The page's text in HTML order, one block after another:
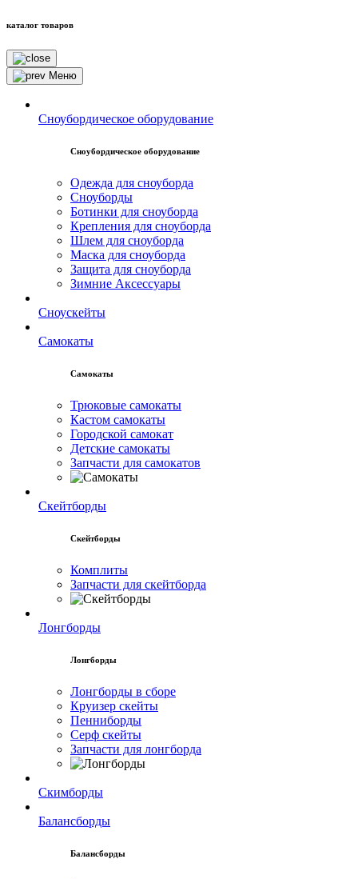
каталог товаров
Меню
Сноубордическое оборудование
Сноубордическое оборудование
Одежда для сноуборда
Сноуборды
Ботинки для сноуборда
Крепления для сноуборда
Шлем для сноуборда
Маска для сноуборда
Защита для сноуборда
Зимние Аксессуары
Сноускейты
Самокаты
Самокаты
Трюковые самокаты
Кастом самокаты
Городской самокат
Детские самокаты
Запчасти для самокатов
Скейтборды
Скейтборды
Комплиты
Запчасти для скейтборда
Лонгборды
Лонгборды
Лонгборды в сборе
Круизер скейты
Пенниборды
Серф скейты
Запчасти для лонгборда
Скимборды
Балансборды
Балансборды